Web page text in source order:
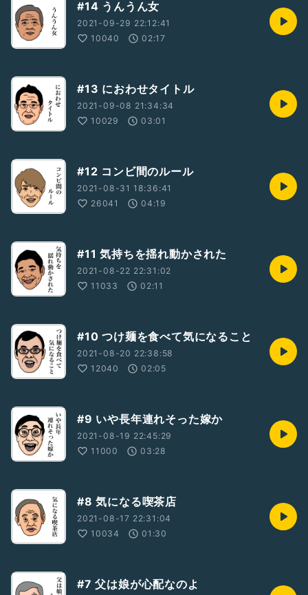
#14 うんうん女
2021-09-29 22:12:41
10040
02:17
#13 におわせタイトル
2021-09-08 21:34:34
10029
03:01
#12 コンビ間のルール
2021-08-31 18:36:41
26041
04:19
#11 気持ちを揺れ動かされた
2021-08-22 22:31:02
11033
02:11
#10 つけ麺を食べて気になること
2021-08-20 22:38:58
12040
02:05
#9 いや長年連れそった嫁か
2021-08-19 22:45:29
11000
03:28
#8 気になる喫茶店
2021-08-17 22:31:04
10034
01:30
#7 父は娘が心配なのよ